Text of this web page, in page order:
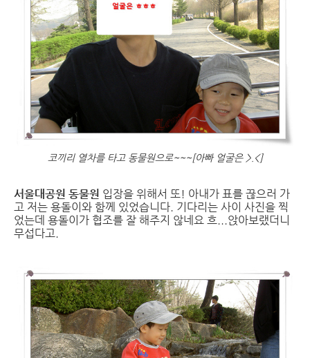
코끼리 열차를 타고 동물원으로~~~[아빠 얼굴은 >.<]
서울대공원 동물원 입장을 위해서 또! 아내가 표를 끊으러 가
고 저는 용돌이와 함께 있었습니다. 기다리는 사이 사진을 찍
었는데 용돌이가 협조를 잘 해주지 않네요 흐...앉아보랬더니
무섭다고.